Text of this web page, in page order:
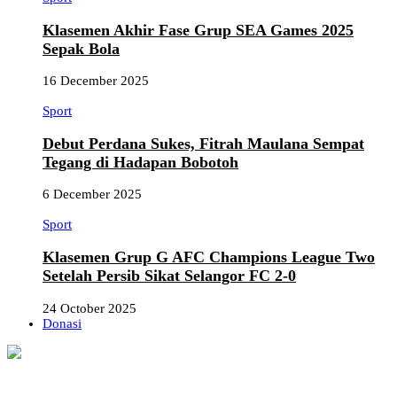
Klasemen Akhir Fase Grup SEA Games 2025
Sepak Bola
16 December 2025
Sport
Debut Perdana Sukes, Fitrah Maulana Sempat
Tegang di Hadapan Bobotoh
6 December 2025
Sport
Klasemen Grup G AFC Champions League Two
Setelah Persib Sikat Selangor FC 2-0
24 October 2025
Donasi